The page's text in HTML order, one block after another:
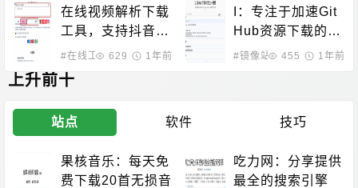
在线视频解析下载
工具，支持抖音、
快手、Youtube、
TikTok等视频平台
#在线工具 629 1年前
I：专注于加速Git
Hub资源下载的公
益服务平台
#镜像站点455 1年前
上升前十
站点 软件 技巧
果核音乐：每天免
费下载20首无损音
吃力网：分享提供
最全的搜索引擎